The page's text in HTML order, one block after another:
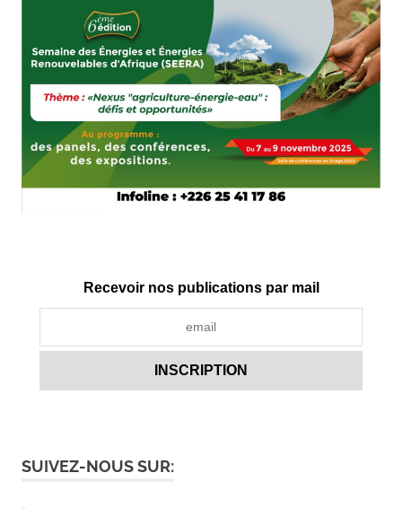
Recevoir nos publications par mail
SUIVEZ-NOUS SUR: